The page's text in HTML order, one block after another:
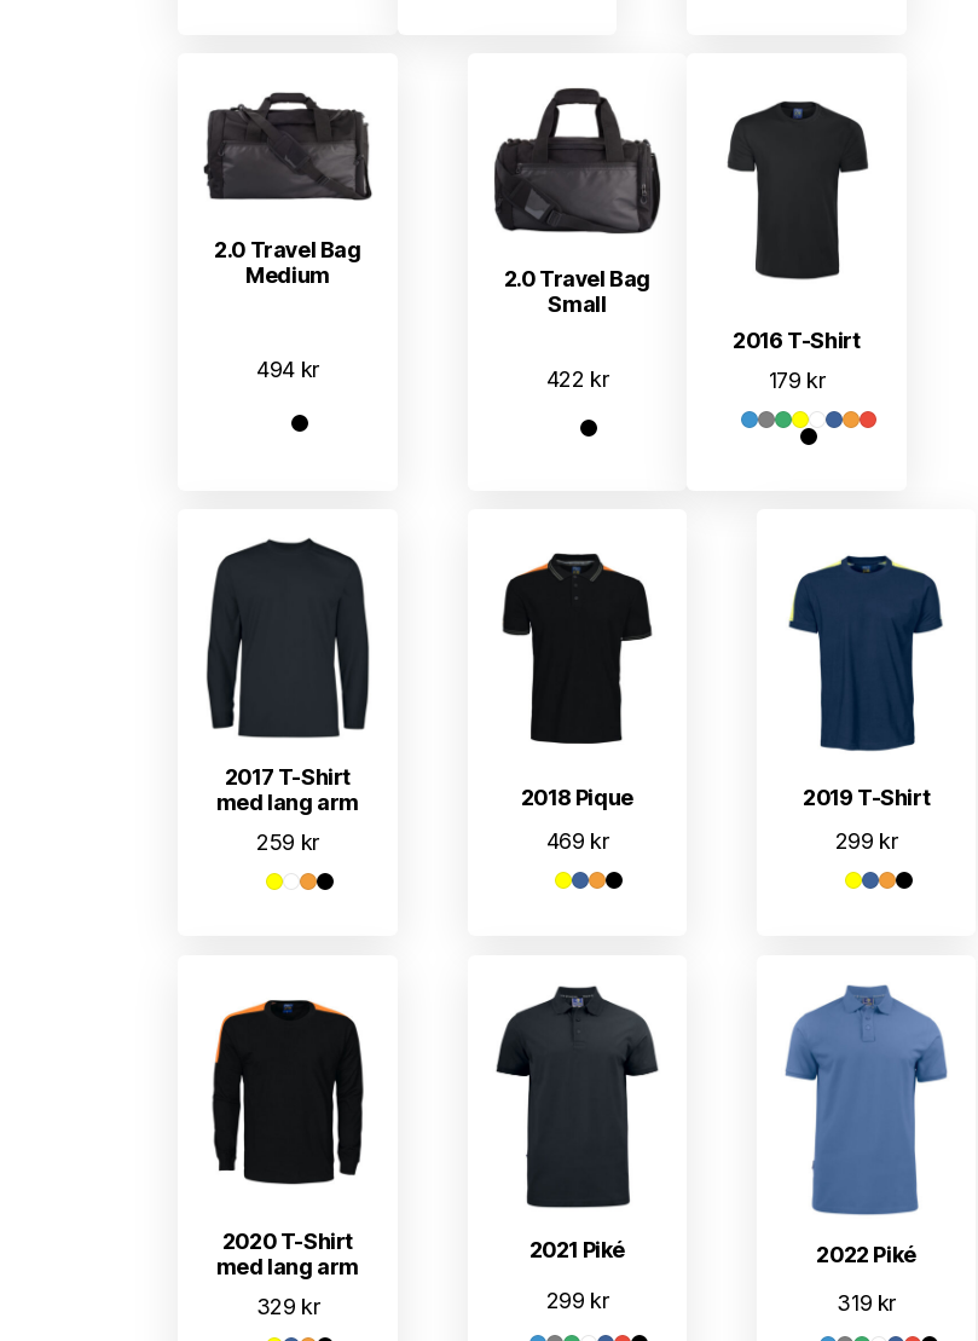
2.0 Travel Bag
Medium
494 kr
2.0 Travel Bag
Small
422 kr
2016 T-Shirt
179 kr
2017 T-Shirt
med lang arm
259 kr
2018 Pique
469 kr
2019 T-Shirt
299 kr
2020 T-Shirt
med lang arm
329 kr
2021 Piké
299 kr
2022 Piké
319 kr